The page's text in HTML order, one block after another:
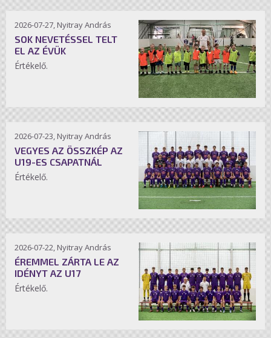
2026-07-27, Nyitray András
SOK NEVETÉSSEL TELT
EL AZ ÉVÜK
Értékelő.
2026-07-23, Nyitray András
VEGYES AZ ÖSSZKÉP AZ
U19-ES CSAPATNÁL
Értékelő.
2026-07-22, Nyitray András
ÉREMMEL ZÁRTA LE AZ
IDÉNYT AZ U17
Értékelő.